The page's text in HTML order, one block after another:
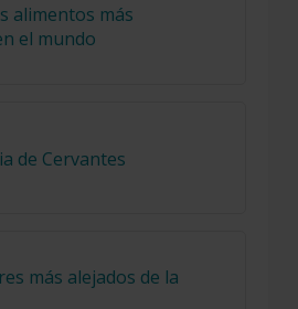
alimentos más
el mundo
de Cervantes
más alejados de la